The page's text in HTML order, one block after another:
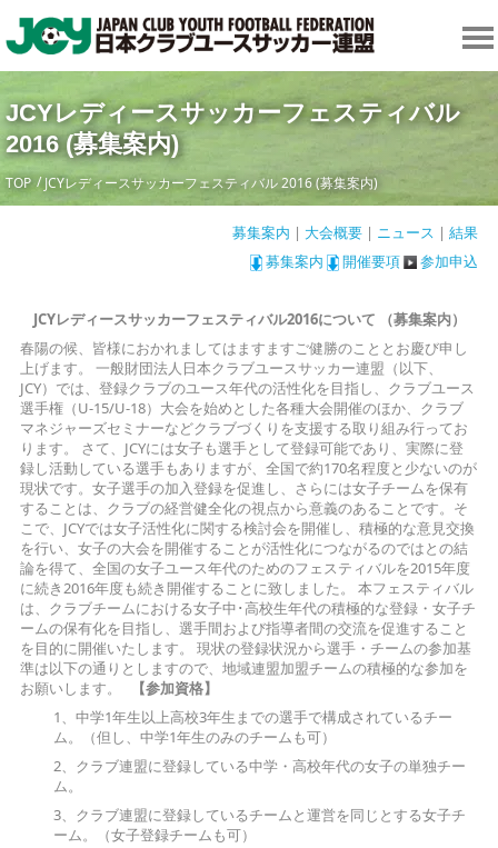
JCYレディースサッカーフェスティバル
2016 (募集案内)
TOP JCYレディースサッカーフェスティバル 2016 (募集案内)
募集案内 | 大会概要| ニュース | 結果
募集案内
開催要項 参加申込
JCYレディースサッカーフェスティバル2016について
（募集案内）
春陽の候、皆様におかれましてはますますご健勝のこととお慶び申し
上げます。 一般財団法人日本クラブユースサッカー連盟（以下、
JCY）では、登録クラブのユース年代の活性化を目指し、クラブユース
選手権（U-15/U-18）大会を始めとした各種大会開催のほか、クラブ
マネジャーズセミナーなどクラブづくりを支援する取り組み行ってお
ります。 さて、JCYには女子も選手として登録可能であり、実際に登
録し活動している選手もありますが、全国で約170名程度と少ないのが
現状です。女子選手の加入登録を促進し、さらには女子チームを保有
することは、クラブの経営健全化の視点から意義のあることです。そ
こで、JCYでは女子活性化に関する検討会を開催し、積極的な意見交換
を行い、女子の大会を開催することが活性化につながるのではとの結
論を得て、全国の女子ユース年代のためのフェスティバルを2015年度
に続き2016年度も続き開催することに致しました。 本フェスティバル
は、クラブチームにおける女子中･高校生年代の積極的な登録・女子チ
ームの保有化を目指し、選手間および指導者間の交流を促進すること
を目的に開催いたします。 現状の登録状況から選手・チームの参加基
準は以下の通りとしますので、地域連盟加盟チームの積極的な参加を
お願いします。
【参加資格】
1、中学1年生以上高校3年生までの選手で構成されているチー
ム。（但し、中学1年生のみのチームも可）
2、クラブ連盟に登録している中学・高校年代の女子の単独チー
ム。
3、クラブ連盟に登録しているチームと運営を同じとする女子チ
ーム。（女子登録チームも可）